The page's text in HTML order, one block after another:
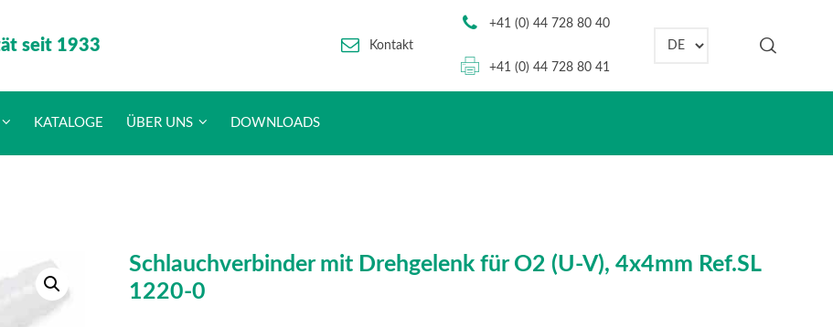
seit 1933 Kontakt
+41 (0) 44 728 80 40
+41 (0) 44 728 80 41
Sprache auswählen
KATALOGE ÜBER UNS DOWNLOADS
Schlauchverbinder mit Drehgelenk für O2 (U-V), 4x4mm Ref.SL
1220-0